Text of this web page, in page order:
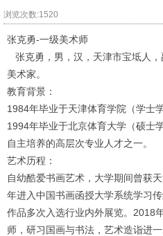
浏览次数:1520
张克勇-一级美术师
张克勇，男，汉，天津市宝坻人
美术家。
教育背景：
1984年毕业于天津体育学院（学士
1994年毕业于北京体育大学（硕士
自主培养的高层次专业人才之一。
艺术历程：
自幼酷爱书画艺术，大学期间曾获
年进入中国书画函授大学系统学习
作品多次入选行业内外展览。2018
师，研习国画与书法，艺术造诣进